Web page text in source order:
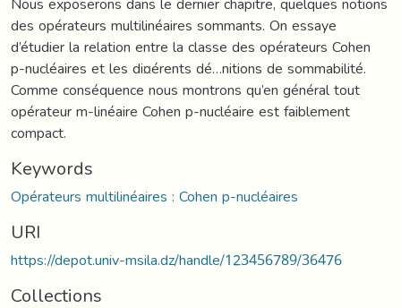
des opérateurs multilinéaires sommants. On essaye
d’étudier la relation entre la classe des opérateurs Cohen
p-nucléaires et les di¤érents dé…nitions de sommabilité.
Comme conséquence nous montrons qu’en général tout
opérateur m-linéaire Cohen p-nucléaire est faiblement
compact.
Keywords
Opérateurs multilinéaires : Cohen p-nucléaires
URI
https://depot.univ-msila.dz/handle/123456789/36476
Collections